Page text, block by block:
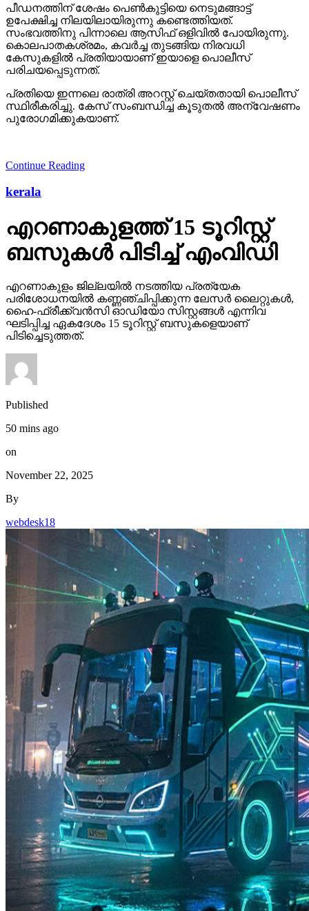
പീഡനത്തിന് ശേഷം പെണ്‍കുട്ടിയെ നെടുമങ്ങാട്ട്
ഉപേക്ഷിച്ച നിലയിലായിരുന്നു കണ്ടെത്തിയത്.
സംഭവത്തിനു പിന്നാലെ ആസിഫ് ഒളിവില്‍ പോയിരുന്നു.
കൊലപാതകശ്രമം, കവര്‍ച്ച തുടങ്ങിയ നിരവധി
കേസുകളില്‍ പ്രതിയായാണ് ഇയാളെ പൊലീസ്
പരിചയപ്പെടുന്നത്.
പ്രതിയെ ഇന്നലെ രാത്രി അറസ്റ്റ് ചെയ്തതായി പൊലീസ്
സ്ഥിരീകരിച്ചു. കേസ് സംബന്ധിച്ച കൂടുതല്‍ അന്വേഷണം
പുരോഗമിക്കുകയാണ്.
Continue Reading
kerala
എറണാകുളത്ത് 15 ടൂറിസ്റ്റ്
ബസുകള്‍ പിടിച്ച് എംവിഡി
എറണാകുളം ജില്ലയില്‍ നടത്തിയ പ്രത്യേക
പരിശോധനയില്‍ കണ്ണഞ്ചിപ്പിക്കുന്ന ലേസര്‍ ലൈറ്റുകള്‍,
ഹൈ-ഫ്രീക്ക്വന്‍സി ഓഡിയോ സിസ്റ്റങ്ങള്‍ എന്നിവ
ഘടിപ്പിച്ച ഏകദേശം 15 ടൂറിസ്റ്റ് ബസുകളെയാണ്
പിടിച്ചെടുത്തത്.
Published
50 mins ago
on
November 22, 2025
By
webdesk18